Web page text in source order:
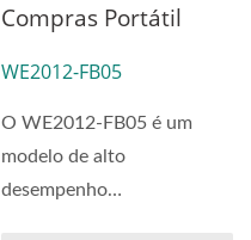
Compras Portátil
Multifuncional Caixa
De Armazenamento
Retrátil & Dobrável
Com Rodas Para
WE2012-FB05
O WE2012-FB05 é um
modelo de alto
desempenho